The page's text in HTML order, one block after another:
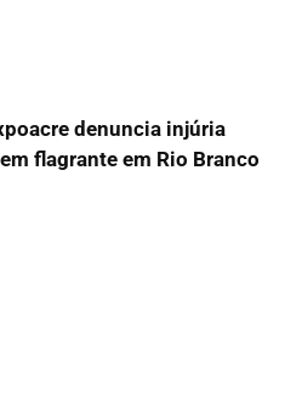
denuncia injúria
flagrante em Rio Branco